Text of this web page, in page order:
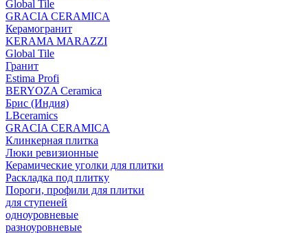
Global Tile
GRACIA CERAMICA
Керамогранит
KERAMA MARAZZI
Global Tile
Гранит
Estima Profi
BERYOZA Ceramica
Брис (Индия)
LBceramics
GRACIA CERAMICA
Клинкерная плитка
Люки ревизионные
Керамические уголки для плитки
Раскладка под плитку
Пороги, профили для плитки
для ступеней
одноуровневые
разноуровневые